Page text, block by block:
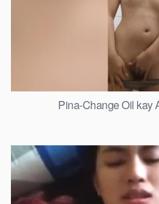
Pina-Change Oil kay